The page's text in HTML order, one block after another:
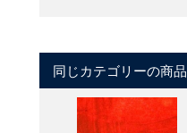
同じカテゴリーの商品